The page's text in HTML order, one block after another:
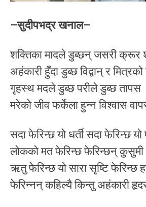
–सुदीपभद्र खनाल–
शक्तिका मादले डुब्छन् जसरी क्रूर
अहंकारी हुँदा डुब्छ विद्वान् र
गृहस्थ मदले डुब्छ परीले डुब्छ तापस
मरेको जीव फर्केला हुन्न विश्वास
सदा फेरिन्छ यो धर्ती सदा फेरिन्छ
लोकको मत फेरिन्छ फेरिन्छन्
ऋतु फेरिन्छ यो सारा सृष्टि फेरिन्छ
फेरिन्नन् कहिल्यै किन्तु अहंकारी